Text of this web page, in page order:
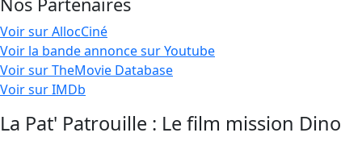
Voir sur AllocCiné
Voir la bande annonce sur Youtube
Voir sur TheMovie Database
Voir sur IMDb
La Pat' Patrouille : Le film mission Dino